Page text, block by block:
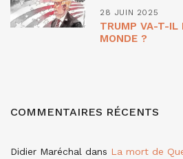
28 JUIN 2025
TRUMP VA-T-IL
MONDE ?
COMMENTAIRES RÉCENTS
Didier Maréchal dans La mort de